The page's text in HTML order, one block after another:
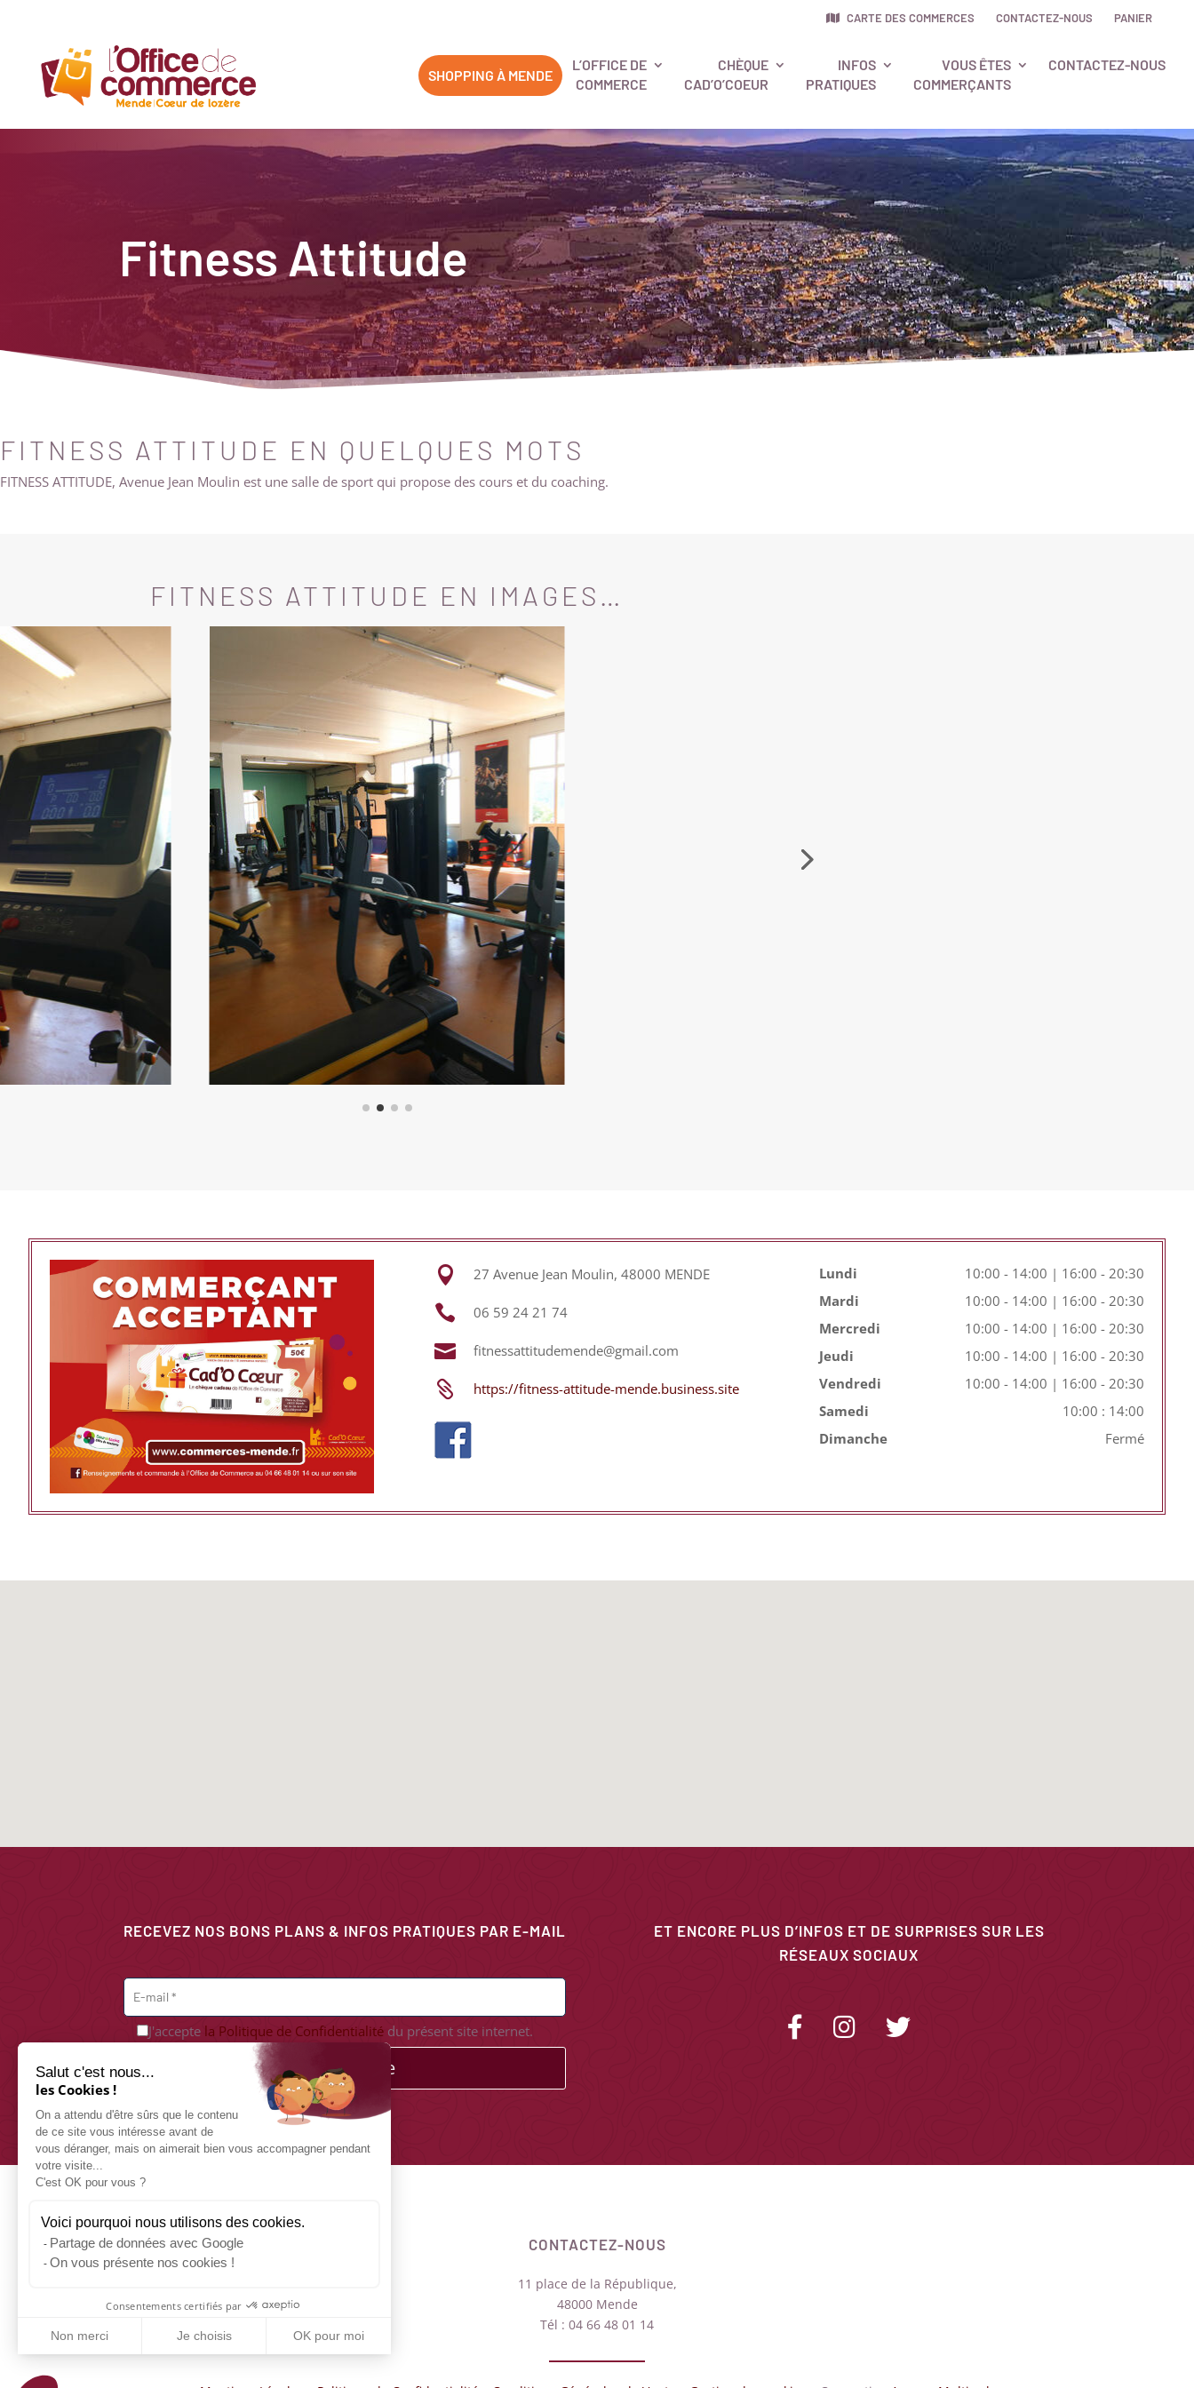
Salut c'est nous...
les Cookies !
On a attendu d'être sûrs que le contenu
de ce site vous intéresse avant de
vous déranger, mais on aimerait bien vous accompagner pendant
votre visite...
C'est OK pour vous ?
Voici pourquoi nous utilisons des cookies.
Partage de données avec Google
On vous présente nos cookies !
Consentements certifiés par
Non merci Je choisis OK pour moi
CARTE DES COMMERCES CONTACTEZ-NOUS PANIER
SHOPPING À MENDE
L’OFFICE DE
COMMERCE
CHÈQUE
CAD’O’COEUR
INFOS
PRATIQUES
VOUS ÊTES
COMMERÇANTS
CONTACTEZ-NOUS
Fitness Attitude
FITNESS ATTITUDE EN QUELQUES MOTS
FITNESS ATTITUDE, Avenue Jean Moulin est une salle de sport qui propose des cours et du coaching.
FITNESS ATTITUDE EN IMAGES…
 27 Avenue Jean Moulin, 48000 MENDE
 06 59 24 21 74
 fitnessattitudemende@gmail.com
 https://fitness-attitude-mende.business.site
Lundi
10:00 - 14:00 | 16:00 - 20:30
Mardi
10:00 - 14:00 | 16:00 - 20:30
Mercredi
10:00 - 14:00 | 16:00 - 20:30
Jeudi
10:00 - 14:00 | 16:00 - 20:30
Vendredi
10:00 - 14:00 | 16:00 - 20:30
Samedi
10:00 : 14:00
Dimanche
Fermé
RECEVEZ NOS BONS PLANS & INFOS PRATIQUES PAR E-MAIL
J'accepte la Politique de Confidentialité du présent site internet.
Je m'abonne
ET ENCORE PLUS D’INFOS ET DE SURPRISES SUR LES
RÉSEAUX SOCIAUX
CONTACTEZ-NOUS
11 place de la République,
48000 Mende
Tél : 04 66 48 01 14